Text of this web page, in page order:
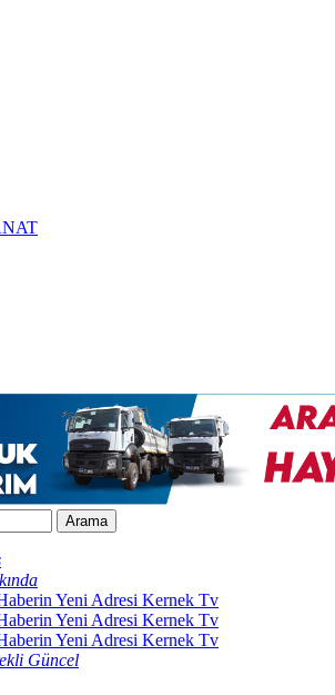
Yeni Adresi Kernek Tv
Yeni Adresi Kernek Tv
Yeni Adresi Kernek Tv
Güncel